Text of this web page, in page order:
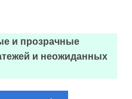
и прозрачные
и неожиданных